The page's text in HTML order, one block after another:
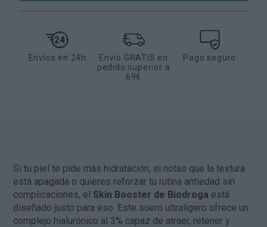
Envíos en 24h
Envío GRATIS en
pedido superior a
69€
Pago seguro
Si tu piel te pide más hidratación, si notas que la textura
está apagada o quieres reforzar tu rutina antiedad sin
complicaciones, el Skin Booster de Biodroga está
diseñado justo para eso. Este suero ultraligero ofrece un
complejo hialurónico al 3% capaz de atraer, retener y